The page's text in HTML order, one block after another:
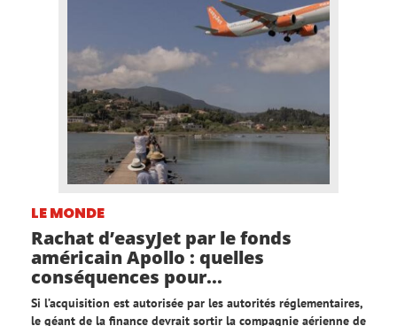
LE MONDE
Rachat d’easyJet par le fonds
américain Apollo : quelles
conséquences pour...
Si l’acquisition est autorisée par les autorités réglementaires,
le géant de la finance devrait sortir la compagnie aérienne de